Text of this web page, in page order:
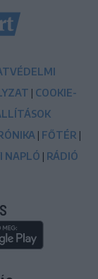
| COOKIE-
| FŐTÉR |
NAPLÓ | RÁDIÓ